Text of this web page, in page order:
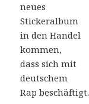
neues
Stickeralbum
in den Handel
kommen,
dass sich mit
deutschem
Rap beschäftigt.